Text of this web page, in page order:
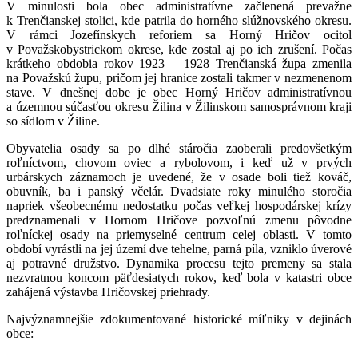
V minulosti bola obec administratívne začlenená prevažne
k Trenčianskej stolici, kde patrila do horného slúžnovského okresu.
V rámci Jozefínskych reforiem sa Horný Hričov ocitol
v Považskobystrickom okrese, kde zostal aj po ich zrušení. Počas
krátkeho obdobia rokov 1923 – 1928 Trenčianská župa zmenila
na Považskú župu, pričom jej hranice zostali takmer v nezmenenom
stave. V dnešnej dobe je obec Horný Hričov administratívnou
a územnou súčasťou okresu Žilina v Žilinskom samosprávnom kraji
so sídlom v Žiline.
Obyvatelia osady sa po dlhé stáročia zaoberali predovšetkým
roľníctvom, chovom oviec a rybolovom, i keď už v prvých
urbárskych záznamoch je uvedené, že v osade boli tiež kováč,
obuvník, ba i panský včelár. Dvadsiate roky minulého storočia
napriek všeobecnému nedostatku počas veľkej hospodárskej krízy
predznamenali v Hornom Hričove pozvoľnú zmenu pôvodne
roľníckej osady na priemyselné centrum celej oblasti. V tomto
období vyrástli na jej území dve tehelne, parná píla, vzniklo úverové
aj potravné družstvo. Dynamika procesu tejto premeny sa stala
nezvratnou koncom päťdesiatych rokov, keď bola v katastri obce
zahájená výstavba Hričovskej priehrady.
Najvýznamnejšie zdokumentované historické míľniky v dejinách
obce: